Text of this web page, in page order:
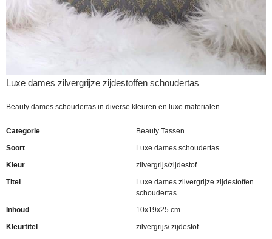
Luxe dames zilvergrijze zijdestoffen schoudertas
Beauty dames schoudertas in diverse kleuren en luxe materialen.
Categorie
Beauty Tassen
Soort
Luxe dames schoudertas
Kleur
zilvergrijs/zijdestof
Titel
Luxe dames zilvergrijze zijdestoffen
schoudertas
Inhoud
10x19x25 cm
Kleurtitel
zilvergrijs/ zijdestof